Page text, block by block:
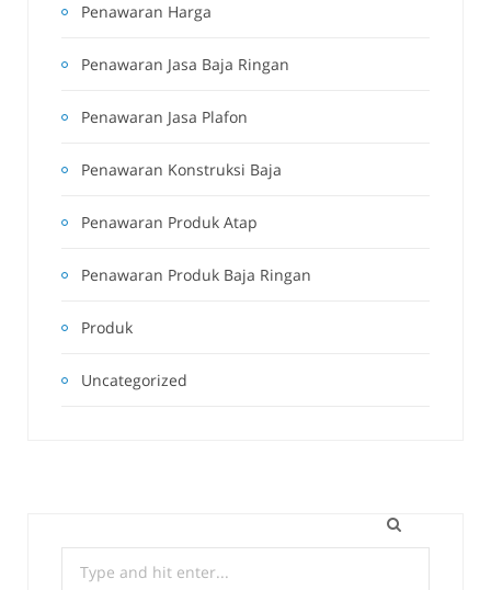
Penawaran Harga
Penawaran Jasa Baja Ringan
Penawaran Jasa Plafon
Penawaran Konstruksi Baja
Penawaran Produk Atap
Penawaran Produk Baja Ringan
Produk
Uncategorized